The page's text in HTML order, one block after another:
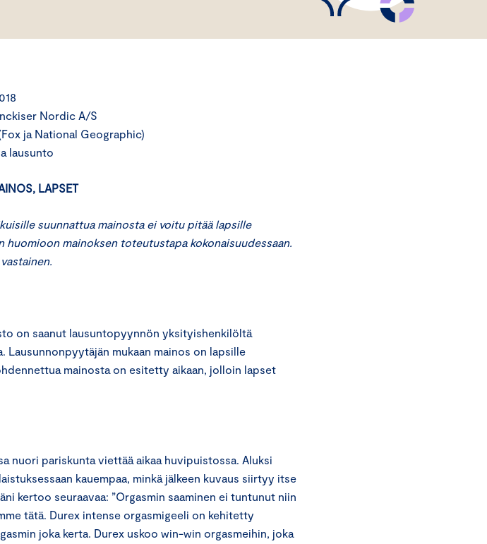
Nordic A/S
ja National Geographic)
lausunto
LAPSET
suunnattua mainosta ei voitu pitää lapsille
mainoksen toteutustapa kokonaisuudessaan.
on saanut lausuntopyynnön yksityishenkilöltä
Lausunnonpyytäjän mukaan mainos on lapsille
mainosta on esitetty aikaan, jolloin lapset
nuori pariskunta viettää aikaa huvipuistossa. Aluksi
kauempaa, minkä jälkeen kuvaus siirtyy itse
kertoo seuraavaa: ”Orgasmin saaminen ei tuntunut niin
tätä. Durex intense orgasmigeeli on kehitetty
joka kerta. Durex uskoo win-win orgasmeihin, joka